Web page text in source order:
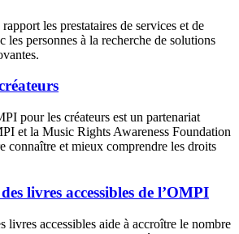
les prestataires de services et de
les personnes à la recherche de solutions
pour les créateurs est un partenariat
et la Music Rights Awareness Foundation
connaître et mieux comprendre les droits
livres accessibles de l’OMPI
livres accessibles aide à accroître le nombre